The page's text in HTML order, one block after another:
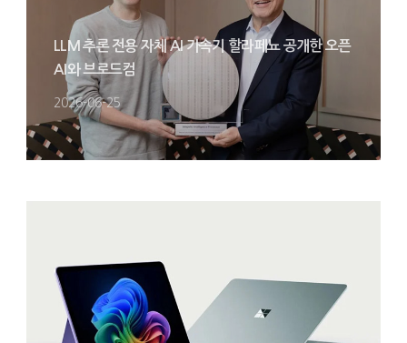
LLM 추론 전용 자체 AI 가속기 할라페뇨 공개한 오픈
AI와 브로드컴
2026-06-25